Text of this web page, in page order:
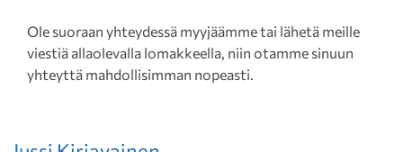
Ole suoraan yhteydessä myyjäämme tai lähetä meille
viestiä allaolevalla lomakkeella, niin otamme sinuun
yhteyttä mahdollisimman nopeasti.